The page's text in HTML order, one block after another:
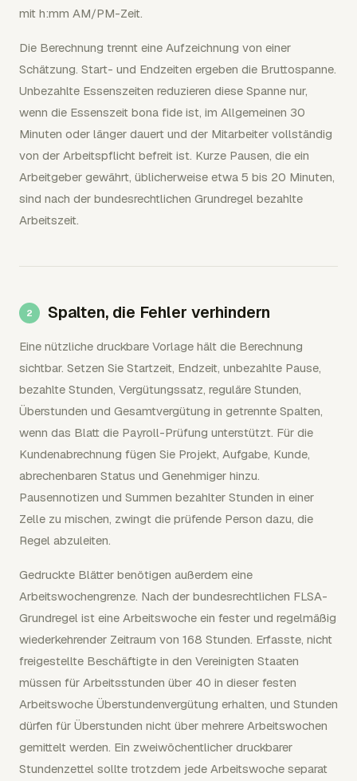
mit h:mm AM/PM-Zeit.
Die Berechnung trennt eine Aufzeichnung von einer
Schätzung. Start- und Endzeiten ergeben die Bruttospanne.
Unbezahlte Essenszeiten reduzieren diese Spanne nur,
wenn die Essenszeit bona fide ist, im Allgemeinen 30
Minuten oder länger dauert und der Mitarbeiter vollständig
von der Arbeitspflicht befreit ist. Kurze Pausen, die ein
Arbeitgeber gewährt, üblicherweise etwa 5 bis 20 Minuten,
sind nach der bundesrechtlichen Grundregel bezahlte
Arbeitszeit.
Spalten, die Fehler verhindern
Eine nützliche druckbare Vorlage hält die Berechnung
sichtbar. Setzen Sie Startzeit, Endzeit, unbezahlte Pause,
bezahlte Stunden, Vergütungssatz, reguläre Stunden,
Überstunden und Gesamtvergütung in getrennte Spalten,
wenn das Blatt die Payroll-Prüfung unterstützt. Für die
Kundenabrechnung fügen Sie Projekt, Aufgabe, Kunde,
abrechenbaren Status und Genehmiger hinzu.
Pausennotizen und Summen bezahlter Stunden in einer
Zelle zu mischen, zwingt die prüfende Person dazu, die
Regel abzuleiten.
Gedruckte Blätter benötigen außerdem eine
Arbeitswochengrenze. Nach der bundesrechtlichen FLSA-
Grundregel ist eine Arbeitswoche ein fester und regelmäßig
wiederkehrender Zeitraum von 168 Stunden. Erfasste, nicht
freigestellte Beschäftigte in den Vereinigten Staaten
müssen für Arbeitsstunden über 40 in dieser festen
Arbeitswoche Überstundenvergütung erhalten, und Stunden
dürfen für Überstunden nicht über mehrere Arbeitswochen
gemittelt werden. Ein zweiwöchentlicher druckbarer
Stundenzettel sollte trotzdem jede Arbeitswoche separat